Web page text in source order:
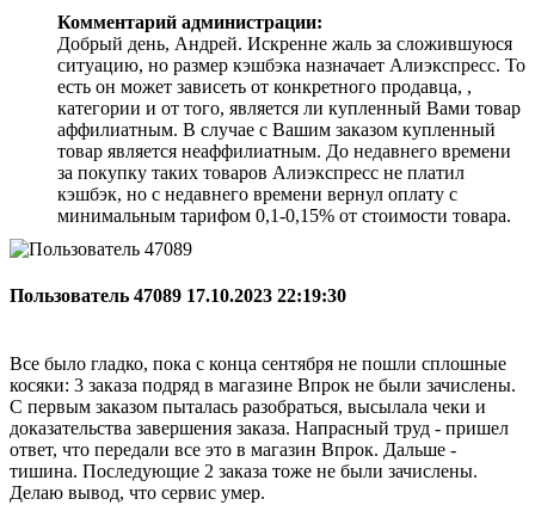
Комментарий администрации:
Добрый день, Андрей. Искренне жаль за сложившуюся
ситуацию, но размер кэшбэка назначает Алиэкспресс. То
есть он может зависеть от конкретного продавца, ,
категории и от того, является ли купленный Вами товар
аффилиатным. В случае с Вашим заказом купленный
товар является неаффилиатным. До недавнего времени
за покупку таких товаров Алиэкспресс не платил
кэшбэк, но с недавнего времени вернул оплату с
минимальным тарифом 0,1-0,15% от стоимости товара.
Пользователь 47089 17.10.2023 22:19:30
Все было гладко, пока с конца сентября не пошли сплошные
косяки: 3 заказа подряд в магазине Впрок не были зачислены.
С первым заказом пыталась разобраться, высылала чеки и
доказательства завершения заказа. Напрасный труд - пришел
ответ, что передали все это в магазин Впрок. Дальше -
тишина. Последующие 2 заказа тоже не были зачислены.
Делаю вывод, что сервис умер.